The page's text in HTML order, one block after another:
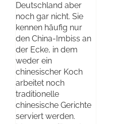
Deutschland aber
noch gar nicht. Sie
kennen häufig nur
den China-Imbiss an
der Ecke, in dem
weder ein
chinesischer Koch
arbeitet noch
traditionelle
chinesische Gerichte
serviert werden.